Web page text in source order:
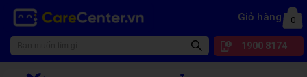
Giỏ hàng 0
1900 8174